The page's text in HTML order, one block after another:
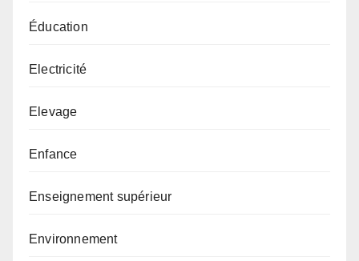
Éducation
Electricité
Elevage
Enfance
Enseignement supérieur
Environnement